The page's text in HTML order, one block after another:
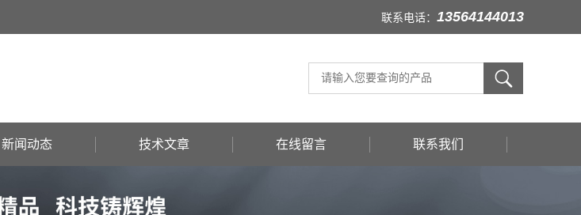
联系电话： 13564144013
新闻动态 技术文章 在线留言 联系我们